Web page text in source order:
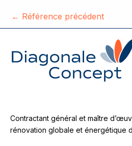
← Référence précédent
Contractant général et maître
rénovation globale et énergétique